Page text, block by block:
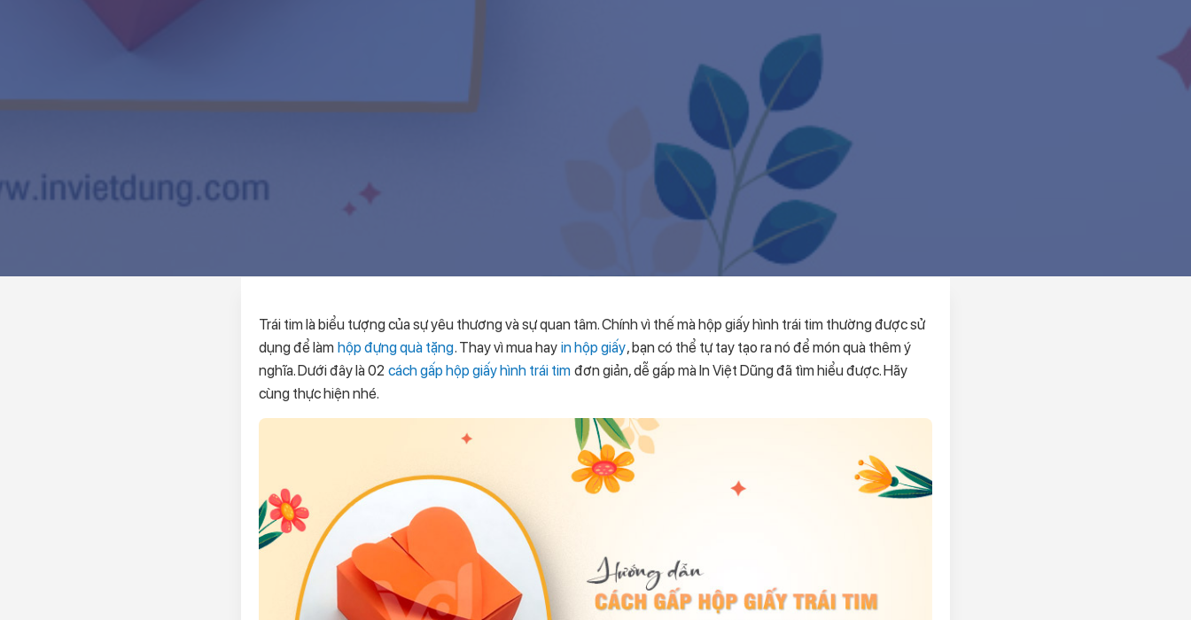
Trái tim là biểu tượng của sự yêu thương và sự quan tâm. Chính vì thế mà hộp giấy hình trái tim thường được sử
dụng để làm hộp đựng quà tặng. Thay vì mua hay in hộp giấy, bạn có thể tự tay tạo ra nó để món quà thêm ý
nghĩa. Dưới đây là 02 cách gấp hộp giấy hình trái tim đơn giản, dễ gấp mà In Việt Dũng đã tìm hiểu được. Hãy
cùng thực hiện nhé.